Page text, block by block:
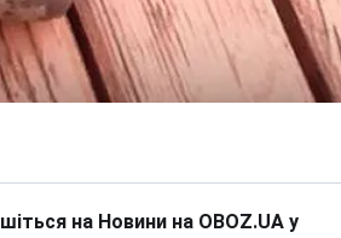
на Новини на OBOZ.UA у